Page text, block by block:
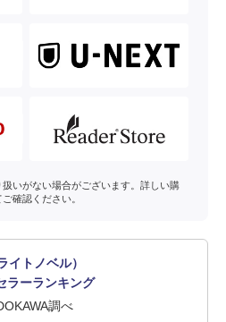
いがない場合がございます。詳しい購
確認ください。
イトノベル）
ラーランキング
調べ